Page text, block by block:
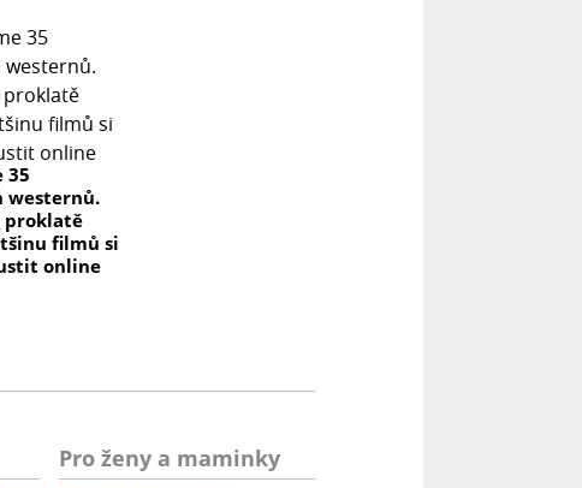
35
westernů.
proklatě
filmů si
online
Pro ženy a maminky